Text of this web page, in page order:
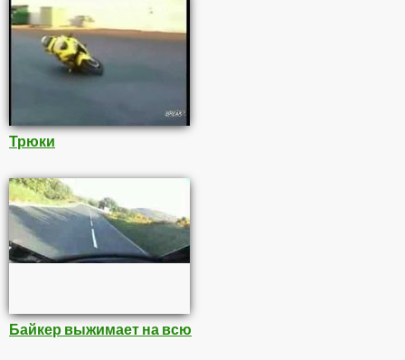
Трюки
Байкер выжимает на всю